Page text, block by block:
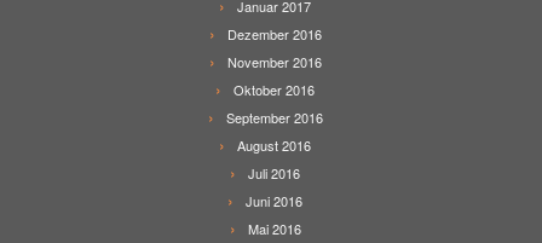
Januar 2017
Dezember 2016
November 2016
Oktober 2016
September 2016
August 2016
Juli 2016
Juni 2016
Mai 2016